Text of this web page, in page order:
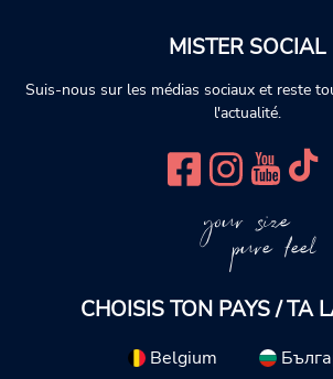
MISTER SOCIAL
Suis-nous sur les médias sociaux et reste
l'actualité.
your size
pure feel
CHOISIS TON PAYS / TA
Belgium